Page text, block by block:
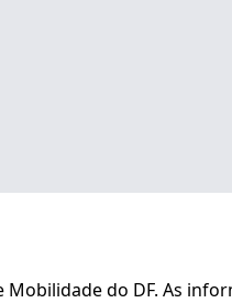
do DF. As